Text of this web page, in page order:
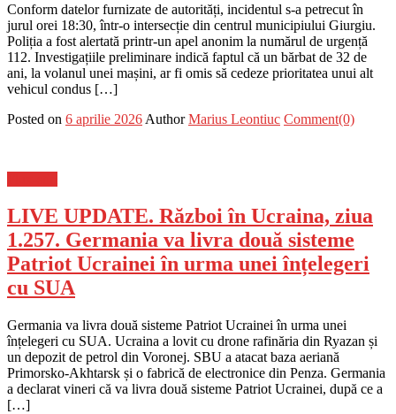
Conform datelor furnizate de autorități, incidentul s-a petrecut în
jurul orei 18:30, într-o intersecție din centrul municipiului Giurgiu.
Poliția a fost alertată printr-un apel anonim la numărul de urgență
112. Investigațiile preliminare indică faptul că un bărbat de 32 de
ani, la volanul unei mașini, ar fi omis să cedeze prioritatea unui alt
vehicul condus […]
Posted on 6 aprilie 2026 Author Marius Leontiuc Comment(0)
LIVE UPDATE. Război în Ucraina, ziua
1.257. Germania va livra două sisteme
Patriot Ucrainei în urma unei înțelegeri
cu SUA
Germania va livra două sisteme Patriot Ucrainei în urma unei
înțelegeri cu SUA. Ucraina a lovit cu drone rafinăria din Ryazan și
un depozit de petrol din Voronej. SBU a atacat baza aeriană
Primorsko-Akhtarsk și o fabrică de electronice din Penza. Germania
a declarat vineri că va livra două sisteme Patriot Ucrainei, după ce a
[…]